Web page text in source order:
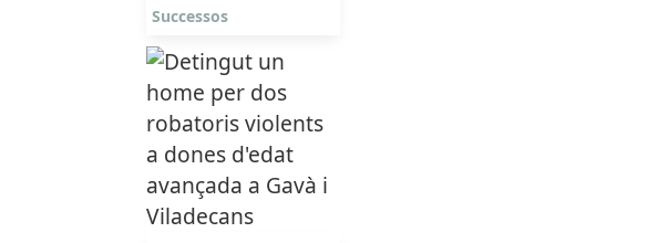
Successos